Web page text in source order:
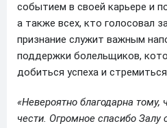
событием в своей карьере и
а также всех, кто голосовал
признание служит важным
поддержки болельщиков,
добиться успеха и
«Невероятно благодарна тому,
чести. Огромное спасибо Залу